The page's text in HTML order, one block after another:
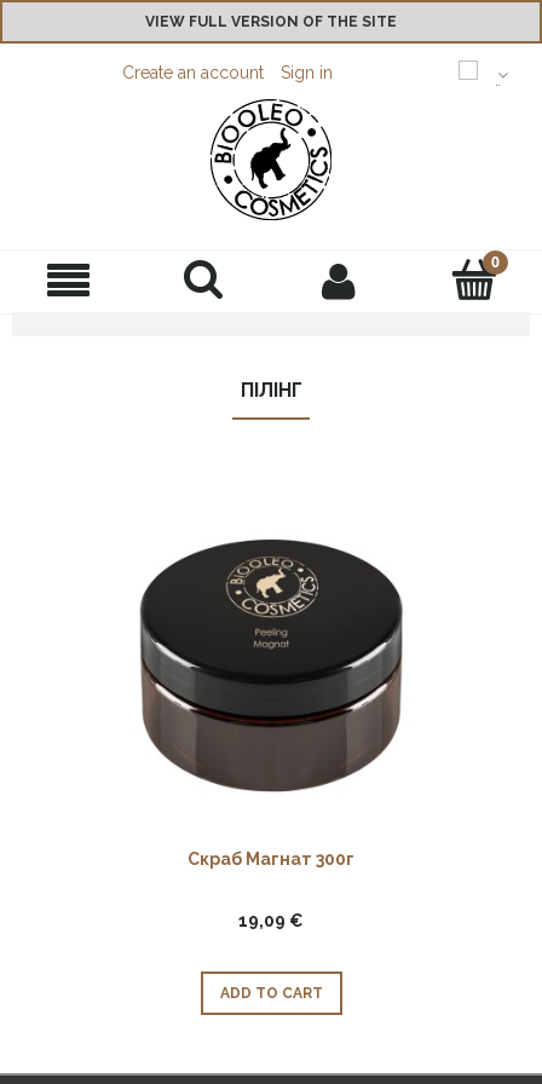
VIEW FULL VERSION OF THE SITE
Create an account Sign in
ПІЛІНГ
Скраб Магнат 300г
19,09 €
ADD TO CART